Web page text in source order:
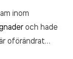
inom
och hade
oförändrat